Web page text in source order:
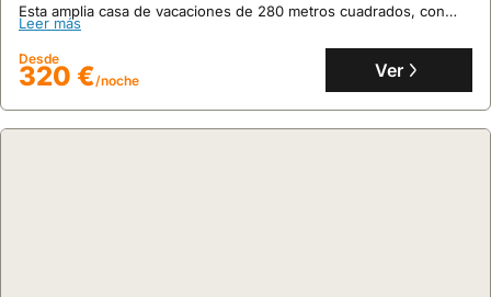
Esta amplia casa de vacaciones de 280 metros cuadrados, con
capacidad para 11 personas, cuenta con aire acondicionado,
piscina privada, jardín y terraza con vistas al mar, siendo una
opción perfecta para alquiler vacacional.
Leer más
Desde
320 €/noche Ver